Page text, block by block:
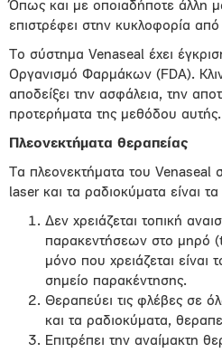
Όπως και με οποιαδήποτε άλλη
επιστρέφει στην κυκλοφορία από
Το σύστημα Venaseal έχει
Οργανισμό Φαρμάκων (FDA).
αποδείξει την ασφάλεια, την
προτερήματα της μεθόδου αυτής.
Πλεονεκτήματα θεραπείας
Τα πλεονεκτήματα του Venaseal
laser και τα ραδιοκύματα είναι
Δεν χρειάζεται τοπική
παρακεντήσεων στο μηρό
μόνο που χρειάζεται είναι
σημείο παρακέντησης.
Θεραπεύει τις φλέβες σε
και τα ραδιοκύματα,
Επιτρέπει την αναίμακτη